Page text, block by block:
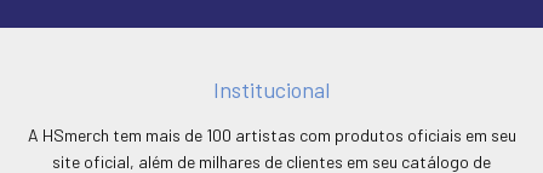
Institucional
A HSmerch tem mais de 100 artistas com produtos oficiais em seu
site oficial, além de milhares de clientes em seu catálogo de